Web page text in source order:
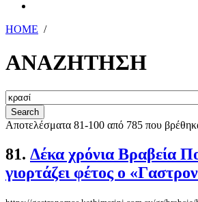
HOME /
ΑΝΑΖΗΤΗΣΗ
Αποτελέσματα 81-100 από 785 που
81. Δέκα χρόνια Βραβεία
γιορτάζει φέτος ο